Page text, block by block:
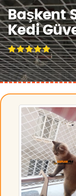
Başkent
Kedi